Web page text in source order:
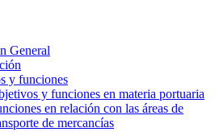
General
y funciones
y funciones en materia portuaria
en relación con las áreas de
de mercancías